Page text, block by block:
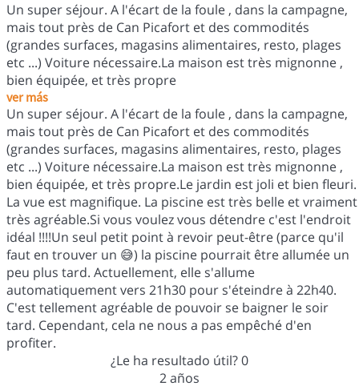
Un super séjour. A l'écart de la foule , dans la campagne,
mais tout près de Can Picafort et des commodités
(grandes surfaces, magasins alimentaires, resto, plages
etc ...) Voiture nécessaire.La maison est très mignonne ,
bien équipée, et très propre
ver más
Un super séjour. A l'écart de la foule , dans la campagne,
mais tout près de Can Picafort et des commodités
(grandes surfaces, magasins alimentaires, resto, plages
etc ...) Voiture nécessaire.La maison est très mignonne ,
bien équipée, et très propre.Le jardin est joli et bien fleuri.
La vue est magnifique. La piscine est très belle et vraiment
très agréable.Si vous voulez vous détendre c'est l'endroit
idéal !!!!Un seul petit point à revoir peut-être (parce qu'il
faut en trouver un 😅) la piscine pourrait être allumée un
peu plus tard. Actuellement, elle s'allume
automatiquement vers 21h30 pour s'éteindre à 22h40.
C'est tellement agréable de pouvoir se baigner le soir
tard. Cependant, cela ne nous a pas empêché d'en
profiter.
¿Le ha resultado útil?0
2 años